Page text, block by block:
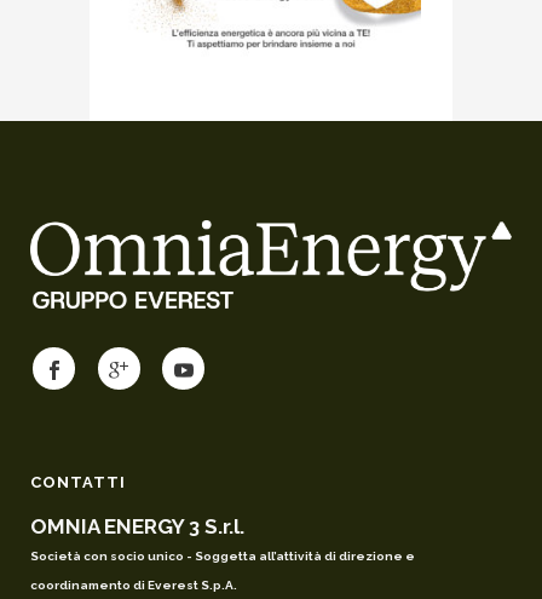
CONTATTI
OMNIA ENERGY 3 S.r.l.
Società con socio unico - Soggetta all’attività di direzione e
coordinamento di Everest S.p.A.